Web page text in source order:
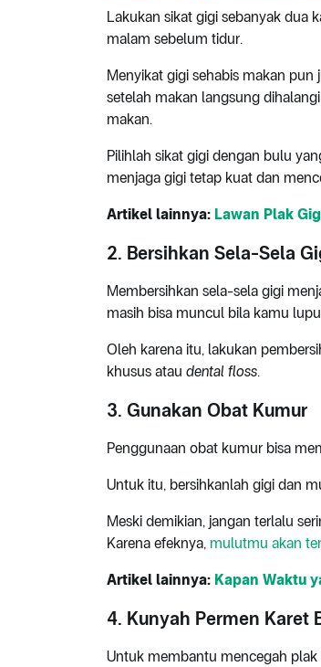
Lakukan sikat gigi sebanyak dua
malam sebelum tidur.
Menyikat gigi sehabis makan
setelah makan langsung
makan.
Pilihlah sikat gigi dengan bulu
menjaga gigi tetap kuat dan
Artikel lainnya: Lawan Plak
2. Bersihkan Sela-Sela
Membersihkan sela-sela gigi
masih bisa muncul bila kamu
Oleh karena itu, lakukan
khusus atau dental floss.
3. Gunakan Obat Kumur
Penggunaan obat kumur bisa
Untuk itu, bersihkanlah gigi dan
Meski demikian, jangan terlalu
Karena efeknya, mulutmu akan
Artikel lainnya: Kapan Waktu
4. Kunyah Permen Karet
Untuk membantu mencegah plak